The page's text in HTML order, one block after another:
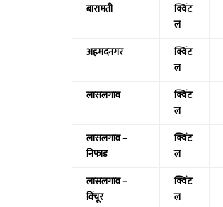
बारामती
क्विंट
ल
अहमदनगर
क्विंट
ल
लासलगाव
क्विंट
ल
लासलगाव –
निफाड
क्विंट
ल
लासलगाव –
विंचूर
क्विंट
ल